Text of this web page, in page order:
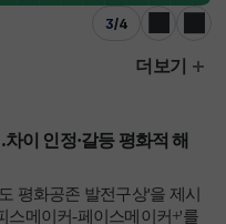
3/4
이전 다음